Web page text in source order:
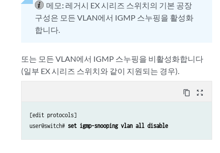
메모: 레거시 EX 시리즈 스위치의 기본 공장
구성은 모든 VLAN에서 IGMP 스누핑을 활성화
합니다.
또는 모든 VLAN에서 IGMP 스누핑을 비활성화합니다
(일부 EX 시리즈 스위치와 같이 지원되는 경우).
content_copy zoom_out_map
[edit protocols]
user@switch# set igmp-snooping vlan all disable